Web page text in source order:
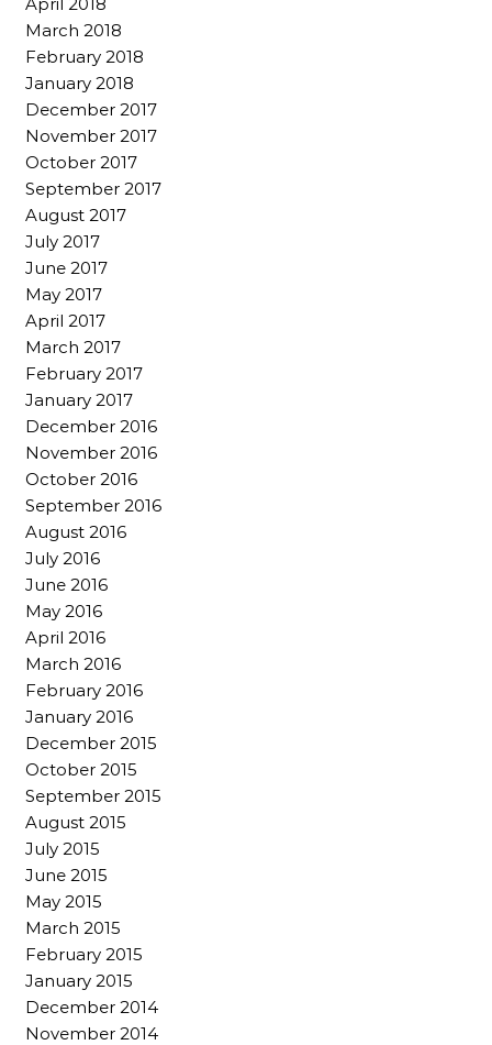
March 2018
February 2018
January 2018
December 2017
November 2017
October 2017
September 2017
August 2017
July 2017
June 2017
May 2017
April 2017
March 2017
February 2017
January 2017
December 2016
November 2016
October 2016
September 2016
August 2016
July 2016
June 2016
May 2016
April 2016
March 2016
February 2016
January 2016
December 2015
October 2015
September 2015
August 2015
July 2015
June 2015
May 2015
March 2015
February 2015
January 2015
December 2014
November 2014